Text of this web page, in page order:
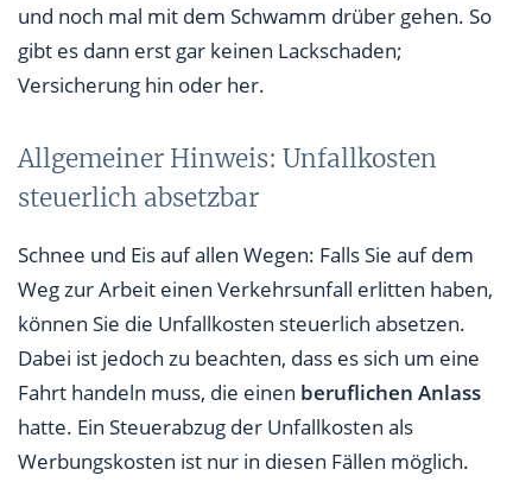
und noch mal mit dem Schwamm drüber gehen. So
gibt es dann erst gar keinen Lackschaden;
Versicherung hin oder her.
Allgemeiner Hinweis: Unfallkosten
steuerlich absetzbar
Schnee und Eis auf allen Wegen: Falls Sie auf dem
Weg zur Arbeit einen Verkehrsunfall erlitten haben,
können Sie die Unfallkosten steuerlich absetzen.
Dabei ist jedoch zu beachten, dass es sich um eine
Fahrt handeln muss, die einen beruflichen Anlass
hatte. Ein Steuerabzug der Unfallkosten als
Werbungskosten ist nur in diesen Fällen möglich.